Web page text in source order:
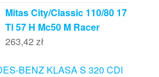
Mitas City/Classic 110/80 17
Tl 57 H Mc50 M Racer
263,42 zł
BENZ KLASA S 320 CDI